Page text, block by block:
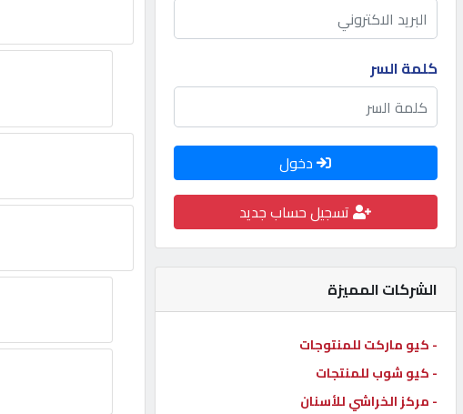
طلب
الاحصائيات
الأقسام
شركات
مميزة
إبحث
إتصل
بنا
كلمة السر
دخول
تسجيل حساب جديد
الشركات المميزة
- كيو ماركت للمنتوجات
- كيو شوب للمنتجات
- مركز الخراشي للأسنان